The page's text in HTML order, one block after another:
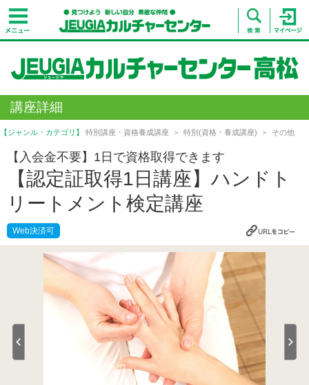
講座詳細
【ジャンル・カテゴリ】 特別講座・資格養成講座 特別(資格・養成講座) その他
【入会金不要】1日で資格取得できます
【認定証取得1日講座】ハンドト
リートメント検定講座
Web決済可